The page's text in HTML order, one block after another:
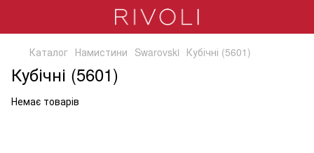
Каталог Намистини Swarovski Кубічні (5601)
Кубічні (5601)
Немає товарів